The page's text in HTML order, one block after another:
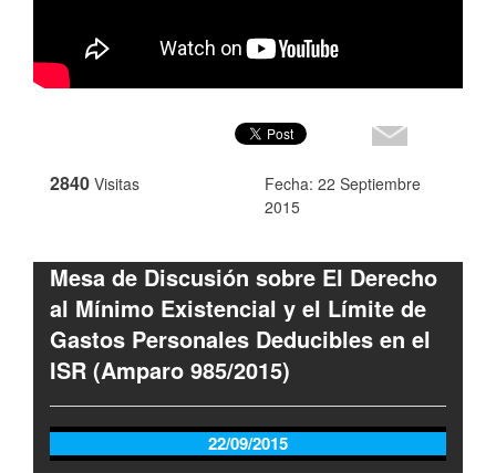
2840 Visitas
Fecha: 22 Septiembre
2015
Mesa de Discusión sobre El Derecho
al Mínimo Existencial y el Límite de
Gastos Personales Deducibles en el
ISR (Amparo 985/2015)
22/09/2015